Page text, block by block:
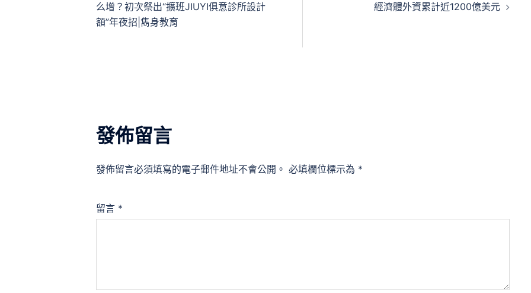
么增？初次祭出“擴班JIUYI俱意診所設計
額”年夜招|雋身教育
經濟體外資累計近1200億美元
發佈留言
發佈留言必須填寫的電子郵件地址不會公開。 必填欄位標示為 *
留言 *